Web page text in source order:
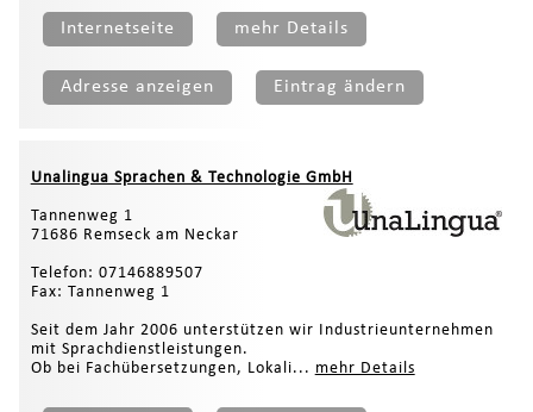
Internetseite mehr Details
Adresse anzeigen Eintrag ändern
Unalingua Sprachen & Technologie GmbH
Tannenweg 1
71686 Remseck am Neckar
Telefon: 07146889507
Fax: Tannenweg 1
Seit dem Jahr 2006 unterstützen wir Industrieunternehmen
mit Sprachdienstleistungen.
Ob bei Fachübersetzungen, Lokali... mehr Details